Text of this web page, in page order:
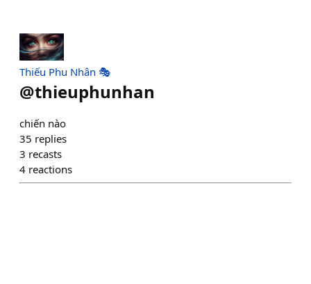
Thiếu Phu Nhân 🎭
@thieuphunhan
chiến nào
35 replies
3 recasts
4 reactions